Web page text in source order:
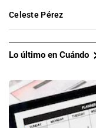
Celeste Pérez
Lo último en Cuándo